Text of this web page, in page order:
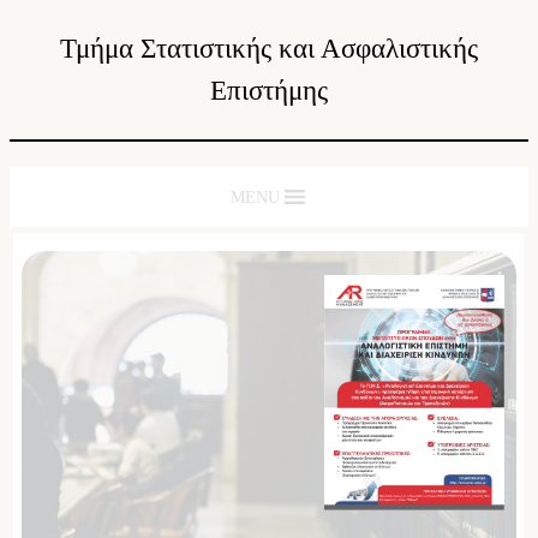
Τμήμα Στατιστικής και Ασφαλιστικής
Επιστήμης
MENU